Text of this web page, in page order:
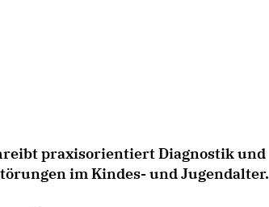
praxisorientiert Diagnostik und
im Kindes- und Jugendalter.